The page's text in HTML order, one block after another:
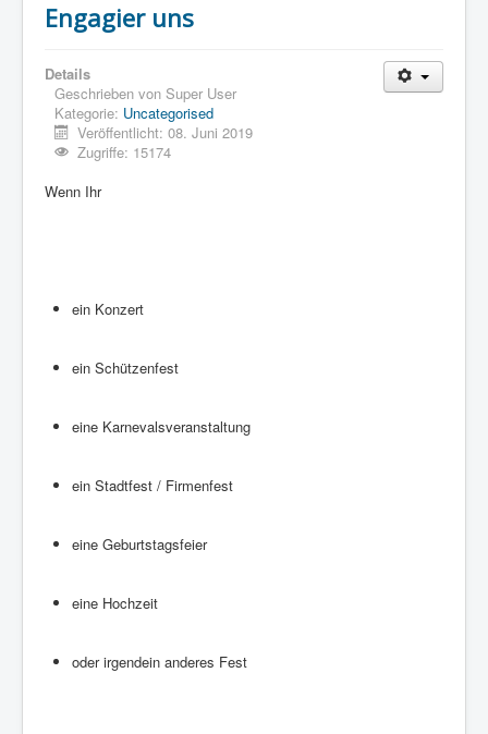
Engagier uns
Details
Geschrieben von Super User
Kategorie: Uncategorised
Veröffentlicht: 08. Juni 2019
Zugriffe: 15174
Wenn Ihr
ein Konzert
ein Schützenfest
eine Karnevalsveranstaltung
ein Stadtfest / Firmenfest
eine Geburtstagsfeier
eine Hochzeit
oder irgendein anderes Fest